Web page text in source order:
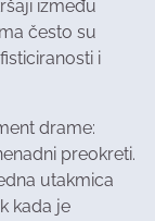
između
često su
i
drame:
preokreti.
utakmica
kada je